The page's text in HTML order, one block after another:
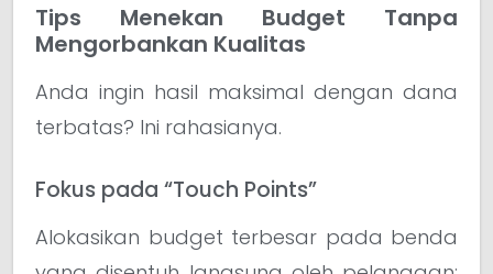
Tips Menekan Budget Tanpa
Mengorbankan Kualitas
Anda ingin hasil maksimal dengan dana
terbatas? Ini rahasianya.
Fokus pada “Touch Points”
Alokasikan budget terbesar pada benda